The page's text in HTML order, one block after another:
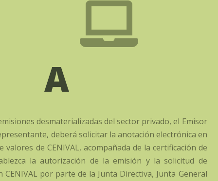

A
desmaterializadas del sector privado, el Emisor
deberá solicitar la anotación electrónica en
de CENIVAL, acompañada de la certificación de
la autorización de la emisión y la solicitud de
por parte de la Junta Directiva, Junta General